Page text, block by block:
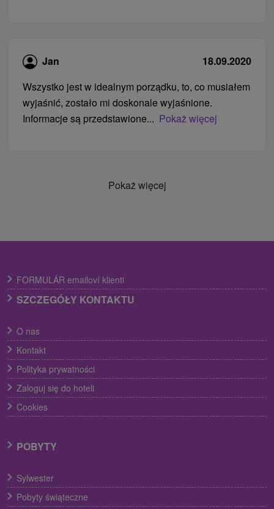
Jan
18.09.2020
Wszystko jest w idealnym porządku, to, co musiałem
wyjaśnić, zostało mi doskonale wyjaśnione.
Informacje są przedstawione... Pokaż więcej
Pokaż więcej
FORMULÁR emailoví klienti
SZCZEGÓŁY KONTAKTU
O nas
Kontakt
Polityka prywatności
Zaloguj się do hoteli
Cookies
POBYTY
Sylwester
Pobyty świąteczne